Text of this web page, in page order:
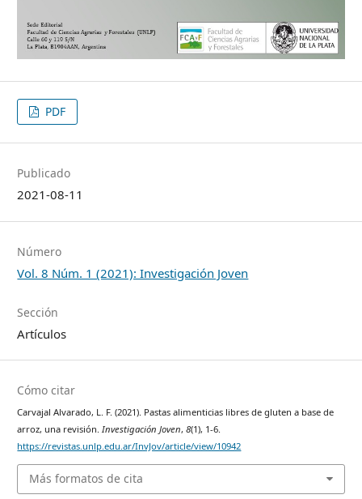
PDF
Publicado
2021-08-11
Número
Vol. 8 Núm. 1 (2021): Investigación Joven
Sección
Artículos
Cómo citar
Carvajal Alvarado, L. F. (2021). Pastas alimenticias libres de gluten a base de
arroz, una revisión.Investigación Joven,8(1), 1-6.
https://revistas.unlp.edu.ar/InvJov/article/view/10942
Más formatos de cita